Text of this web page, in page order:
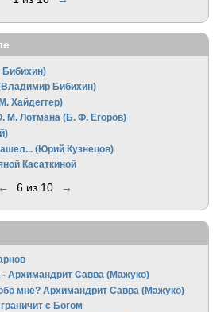
Бибихин)
Хайдеггер)
М. Лотмана (Б. Ф. Егоров)
(Юрий Кузнецов)
Касаткиной
← 6 из 10 →
- Архимандрит Савва (Мажуко)
мне? Архимандрит Савва (Мажуко)
с Богом